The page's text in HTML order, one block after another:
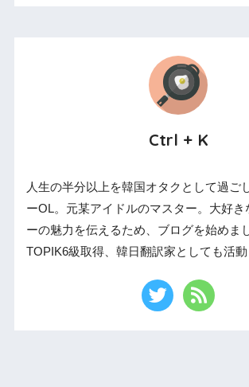
Ctrl + K
人生の半分以上を韓国オタクとして過ご
ーOL。元某アイドルのマスター。大好き
ーの魅力を伝えるため、ブログを始めま
TOPIK6級取得、韓日翻訳家としても活動